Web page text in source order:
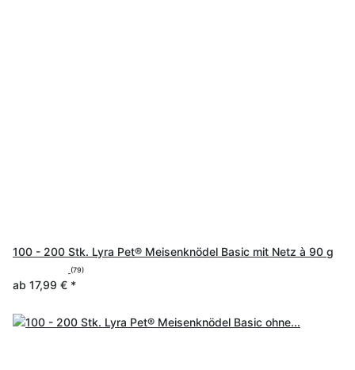
100 - 200 Stk. Lyra Pet® Meisenknödel Basic mit Netz à 90 g
(79)
ab 17,99 € *